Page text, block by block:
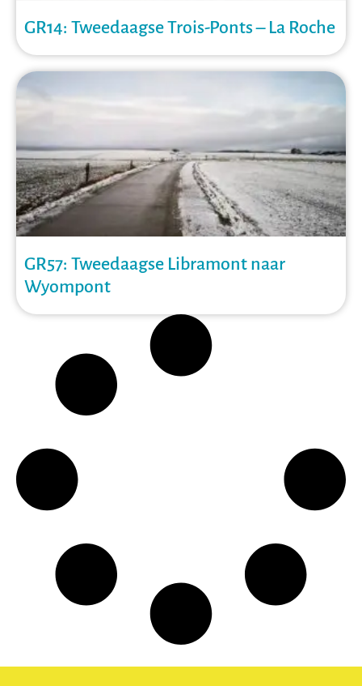
GR14: Tweedaagse Trois-Ponts – La Roche
GR57: Tweedaagse Libramont naar
Wyompont